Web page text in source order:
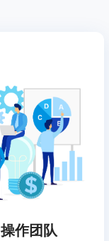
操作团队